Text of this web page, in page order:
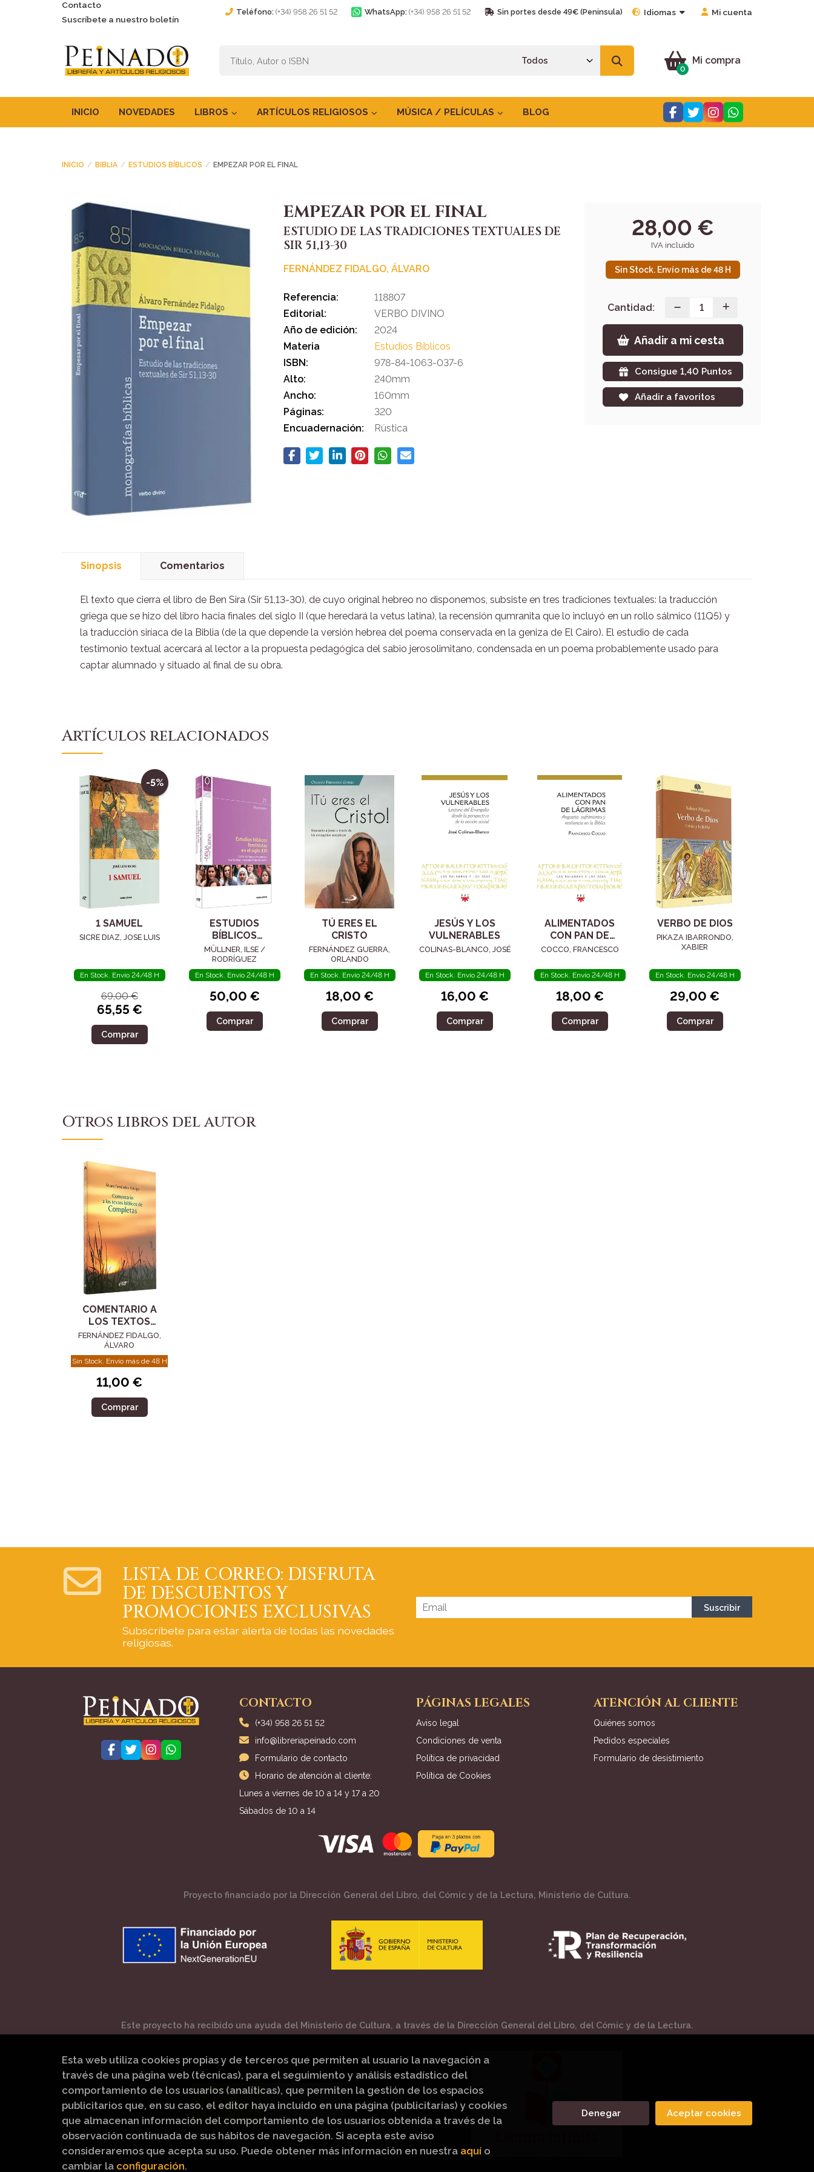
Contacto
Suscríbete a nuestro boletín
Teléfono: (+34) 958 26 51 52 WhatsApp: (+34) 958 26 51 52 Sin portes desde 49€ (Peninsula) Idiomas Mi cuenta
Mi compra
0
INICIO NOVEDADES LIBROS ARTÍCULOS RELIGIOSOS MÚSICA / PELÍCULAS BLOG
INICIO BIBLIA ESTUDIOS BÍBLICOS EMPEZAR POR EL FINAL
EMPEZAR POR EL FINAL
ESTUDIO DE LAS TRADICIONES TEXTUALES DE
SIR 51,13-30
FERNÁNDEZ FIDALGO, ÁLVARO
Referencia:
118807
Editorial:
VERBO DIVINO
Año de edición:
2024
Materia
Estudios Bíblicos
ISBN:
978-84-1063-037-6
Alto:
240mm
Ancho:
160mm
Páginas:
320
Encuadernación:
Rústica
28,00 €
IVA incluido
Sin Stock. Envío más de 48 H
Cantidad:
Añadir a mi cesta
Consigue 1,40 Puntos
Añadir a favoritos
Sinopsis Comentarios
El texto que cierra el libro de Ben Sira (Sir 51,13-30), de cuyo original hebreo no disponemos, subsiste en tres tradiciones textuales: la traducción
griega que se hizo del libro hacia finales del siglo II (que heredará la vetus latina), la recensión qumranita que lo incluyó en un rollo sálmico (11Q5) y
la traducción siríaca de la Biblia (de la que depende la versión hebrea del poema conservada en la geniza de El Cairo). El estudio de cada
testimonio textual acercará al lector a la propuesta pedagógica del sabio jerosolimitano, condensada en un poema probablemente usado para
captar alumnado y situado al final de su obra.
Artículos relacionados
-5%
1 SAMUEL
SICRE DIAZ, JOSE LUIS
En Stock. Envío 24/48 H
69,00 €
65,55 €
Comprar
ESTUDIOS
BÍBLICOS
FEMINISTAS EN EL
SIGLO XXI
MÜLLNER, ILSE /
RODRÍGUEZ
FERNÁNDEZ, LIDIA /
ROTONDO, ARIANNA
En Stock. Envío 24/48 H
50,00 €
Comprar
TÚ ERES EL
CRISTO
FERNÁNDEZ GUERRA,
ORLANDO
En Stock. Envío 24/48 H
18,00 €
Comprar
JESÚS Y LOS
VULNERABLES
COLINAS-BLANCO, JOSÉ
En Stock. Envío 24/48 H
16,00 €
Comprar
ALIMENTADOS
CON PAN DE
LÁGRIMAS
COCCO, FRANCESCO
En Stock. Envío 24/48 H
18,00 €
Comprar
VERBO DE DIOS
PIKAZA IBARRONDO,
XABIER
En Stock. Envío 24/48 H
29,00 €
Comprar
Otros libros del autor
COMENTARIO A
LOS TEXTOS
BÍBLICOS DE
COMPLETAS
FERNÁNDEZ FIDALGO,
ÁLVARO
Sin Stock. Envío más de 48 H
11,00 €
Comprar
LISTA DE CORREO: DISFRUTA
DE DESCUENTOS Y
PROMOCIONES EXCLUSIVAS
Subscríbete para estar alerta de todas las novedades
religiosas.
CONTACTO
(+34) 958 26 51 52
info@libreriapeinado.com
Formulario de contacto
Horario de atención al cliente:
Lunes a viernes de 10 a 14 y 17 a 20
Sábados de 10 a 14
PÁGINAS LEGALES
Aviso legal
Condiciones de venta
Política de privacidad
Política de Cookies
ATENCIÓN AL CLIENTE
Quiénes somos
Pedidos especiales
Formulario de desistimiento
Proyecto financiado por la Dirección General del Libro, del Cómic y de la Lectura, Ministerio de Cultura.
Este proyecto ha recibido una ayuda del Ministerio de Cultura, a través de la Dirección General del Libro, del Cómic y de la Lectura.
Esta web utiliza cookies propias y de terceros que permiten al usuario la navegación a
través de una página web (técnicas), para el seguimiento y análisis estadístico del
comportamiento de los usuarios (analíticas), que permiten la gestión de los espacios
publicitarios que, en su caso, el editor haya incluido en una página (publicitarias) y cookies
que almacenan información del comportamiento de los usuarios obtenida a través de la
observación continuada de sus hábitos de navegación. Si acepta este aviso
consideraremos que acepta su uso. Puede obtener más información en nuestra aquí o
cambiar la configuración.
Denegar Aceptar cookies